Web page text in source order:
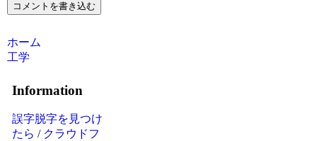
コメントを書き込む
ホーム
工学
Information
誤字脱字を見つけ
たら / クラウドフ